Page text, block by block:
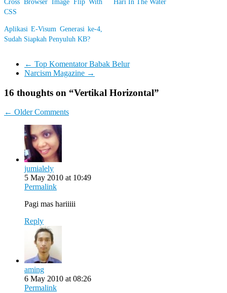
Cross Browser Image Flip With
CSS
Hari In The Water
Aplikasi E-Visum Generasi ke-4,
Sudah Siapkah Penyuluh KB?
← Top Komentator Babak Belur
Narcism Magazine →
16 thoughts on “Vertikal Horizontal”
Comment
← Older Comments
jumialely
5 May 2010 at 10:49
Permalink
Pagi mas hariiiii
Reply
aming
6 May 2010 at 08:26
Permalink